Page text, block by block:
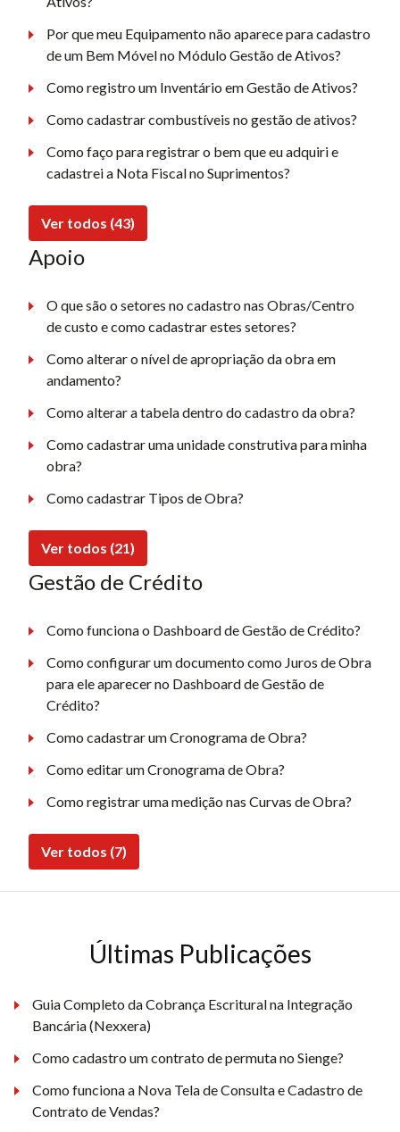
Por que meu Equipamento não aparece para cadastro
de um Bem Móvel no Módulo Gestão de Ativos?
Como registro um Inventário em Gestão de Ativos?
Como cadastrar combustíveis no gestão de ativos?
Como faço para registrar o bem que eu adquiri e
cadastrei a Nota Fiscal no Suprimentos?
Ver todos (43)
Apoio
O que são o setores no cadastro nas Obras/Centro
de custo e como cadastrar estes setores?
Como alterar o nível de apropriação da obra em
andamento?
Como alterar a tabela dentro do cadastro da obra?
Como cadastrar uma unidade construtiva para minha
obra?
Como cadastrar Tipos de Obra?
Ver todos (21)
Gestão de Crédito
Como funciona o Dashboard de Gestão de Crédito?
Como configurar um documento como Juros de Obra
para ele aparecer no Dashboard de Gestão de
Crédito?
Como cadastrar um Cronograma de Obra?
Como editar um Cronograma de Obra?
Como registrar uma medição nas Curvas de Obra?
Ver todos (7)
Últimas Publicações
Guia Completo da Cobrança Escritural na Integração
Bancária (Nexxera)
Como cadastro um contrato de permuta no Sienge?
Como funciona a Nova Tela de Consulta e Cadastro de
Contrato de Vendas?